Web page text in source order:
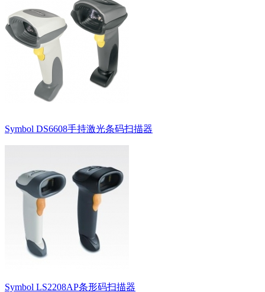
Symbol DS6608手持激光条码扫描器
Symbol LS2208AP条形码扫描器